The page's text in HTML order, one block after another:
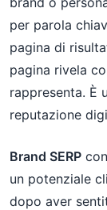
per parola
pagina di
pagina rivela
rappresenta. È
reputazione
Brand SERP
un potenziale
dopo aver